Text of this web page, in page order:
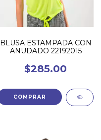
BLUSA ESTAMPADA CON
ANUDADO 22192015
$285.00
COMPRAR